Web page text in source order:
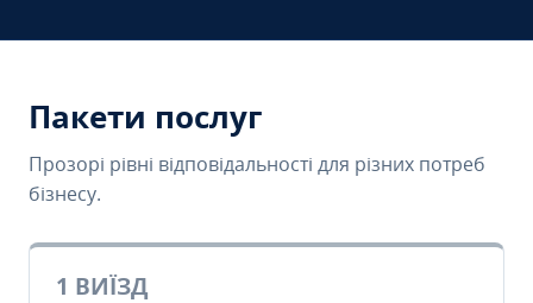
Пакети послуг
Прозорі рівні відповідальності для різних потреб
бізнесу.
1 ВИЇЗД